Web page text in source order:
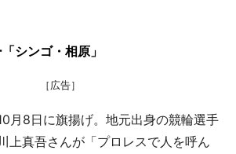
シンゴ・相原」
［広告］
月8日に旗揚げ。地元出身の競輪選手
上真吾さんが「プロレスで人を呼ん